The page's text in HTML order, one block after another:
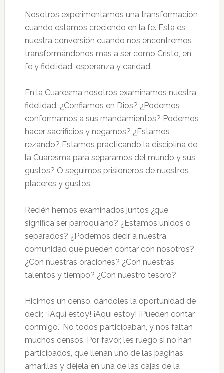
Nosotros experimentamos una transformación
cuando estamos creciendo en la fe. Esta es
nuestra conversión cuando nos encontremos
transformándonos mas a ser como Cristo, en
fe y fidelidad, esperanza y caridad.
En la Cuaresma nosotros examinamos nuestra
fidelidad. ¿Confiamos en Dios? ¿Podemos
conformarnos a sus mandamientos? Podemos
hacer sacrificios y negarnos? ¿Estamos
rezando? Estamos practicando la disciplina de
la Cuaresma para separarnos del mundo y sus
gustos? O seguimos prisioneros de nuestros
placeres y gustos.
Recién hemos examinados juntos ¿que
significa ser parroquiano? ¿Estamos unidos o
separados? ¿Podemos decir a nuestra
comunidad que pueden contar con nosotros?
¿Con nuestras oraciones? ¿Con nuestras
talentos y tiempo? ¿Con nuestro tesoro?
Hicimos un censo, dándoles la oportunidad de
decir, “¡Aquí estoy! ¡Aquí estoy! ¡Pueden contar
conmigo.” No todos participaban, y nos faltan
muchos censos. Por favor, les ruego si no han
participados, que llenan uno de las paginas
amarillas y déjela en una de las cajas de la